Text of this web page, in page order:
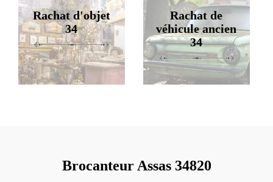
Rachat d'objet
34
Rachat de
véhicule ancien
34
Brocanteur Assas 34820